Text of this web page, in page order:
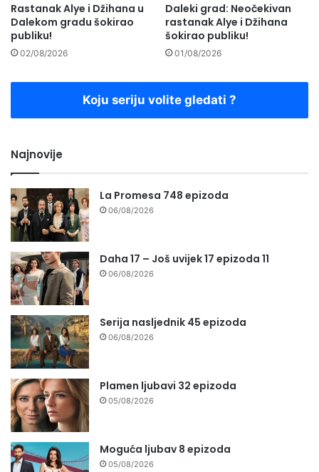
Rastanak Alye i Džihana u
Dalekom gradu šokirao
publiku!
02/08/2026
Daleki grad: Neočekivan
rastanak Alye i Džihana
šokirao publiku!
01/08/2026
Koju seriju volite gledati ?
Najnovije
La Promesa 748 epizoda
06/08/2026
Daha 17 – Još uvijek 17 epizoda 11
06/08/2026
Serija nasljednik 45 epizoda
06/08/2026
Plamen ljubavi 32 epizoda
05/08/2026
Moguća ljubav 8 epizoda
05/08/2026